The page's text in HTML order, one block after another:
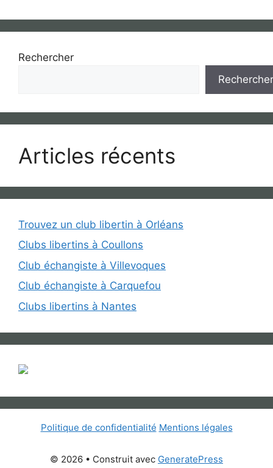
Rechercher
Rechercher
Articles récents
Trouvez un club libertin à Orléans
Clubs libertins à Coullons
Club échangiste à Villevoques
Club échangiste à Carquefou
Clubs libertins à Nantes
Politique de confidentialité Mentions légales
© 2026 • Construit avec GeneratePress